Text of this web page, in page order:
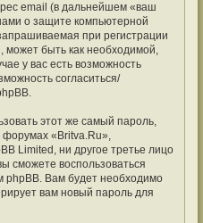
email (в дальнейшем «ваш
о защите компьютерной
при регистрации
может быть как необходимой,
у вас есть возможность
согласиться/
этот же самый пароль,
форумах «Britva.Ru»,
Limited, ни другое третье лицо
сможете воспользоваться
phpBB. Вам будет необходимо
вам новый пароль для